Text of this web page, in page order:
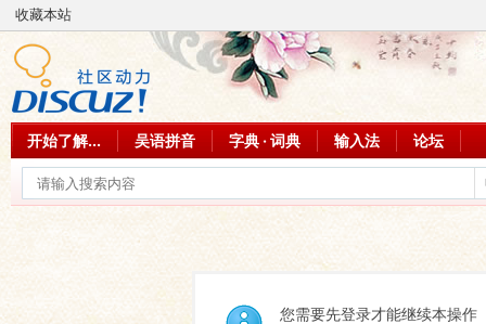
收藏本站
开始了解... 吴语拼音 字典 · 词典 输入法 论坛
您需要先登录才能继续本操作